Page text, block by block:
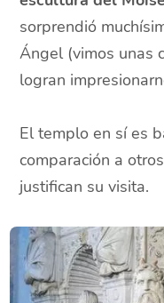
sorprendió
Ángel (vimos unas
logran
El templo en sí es
comparación a
justifican su visita.